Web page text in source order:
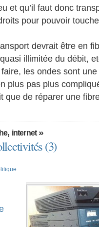
et qu’il faut donc
pour pouvoir
devrait être en
illimitée du débit,
les ondes sont
plus pas plus
que de réparer une
, internet»
(3)